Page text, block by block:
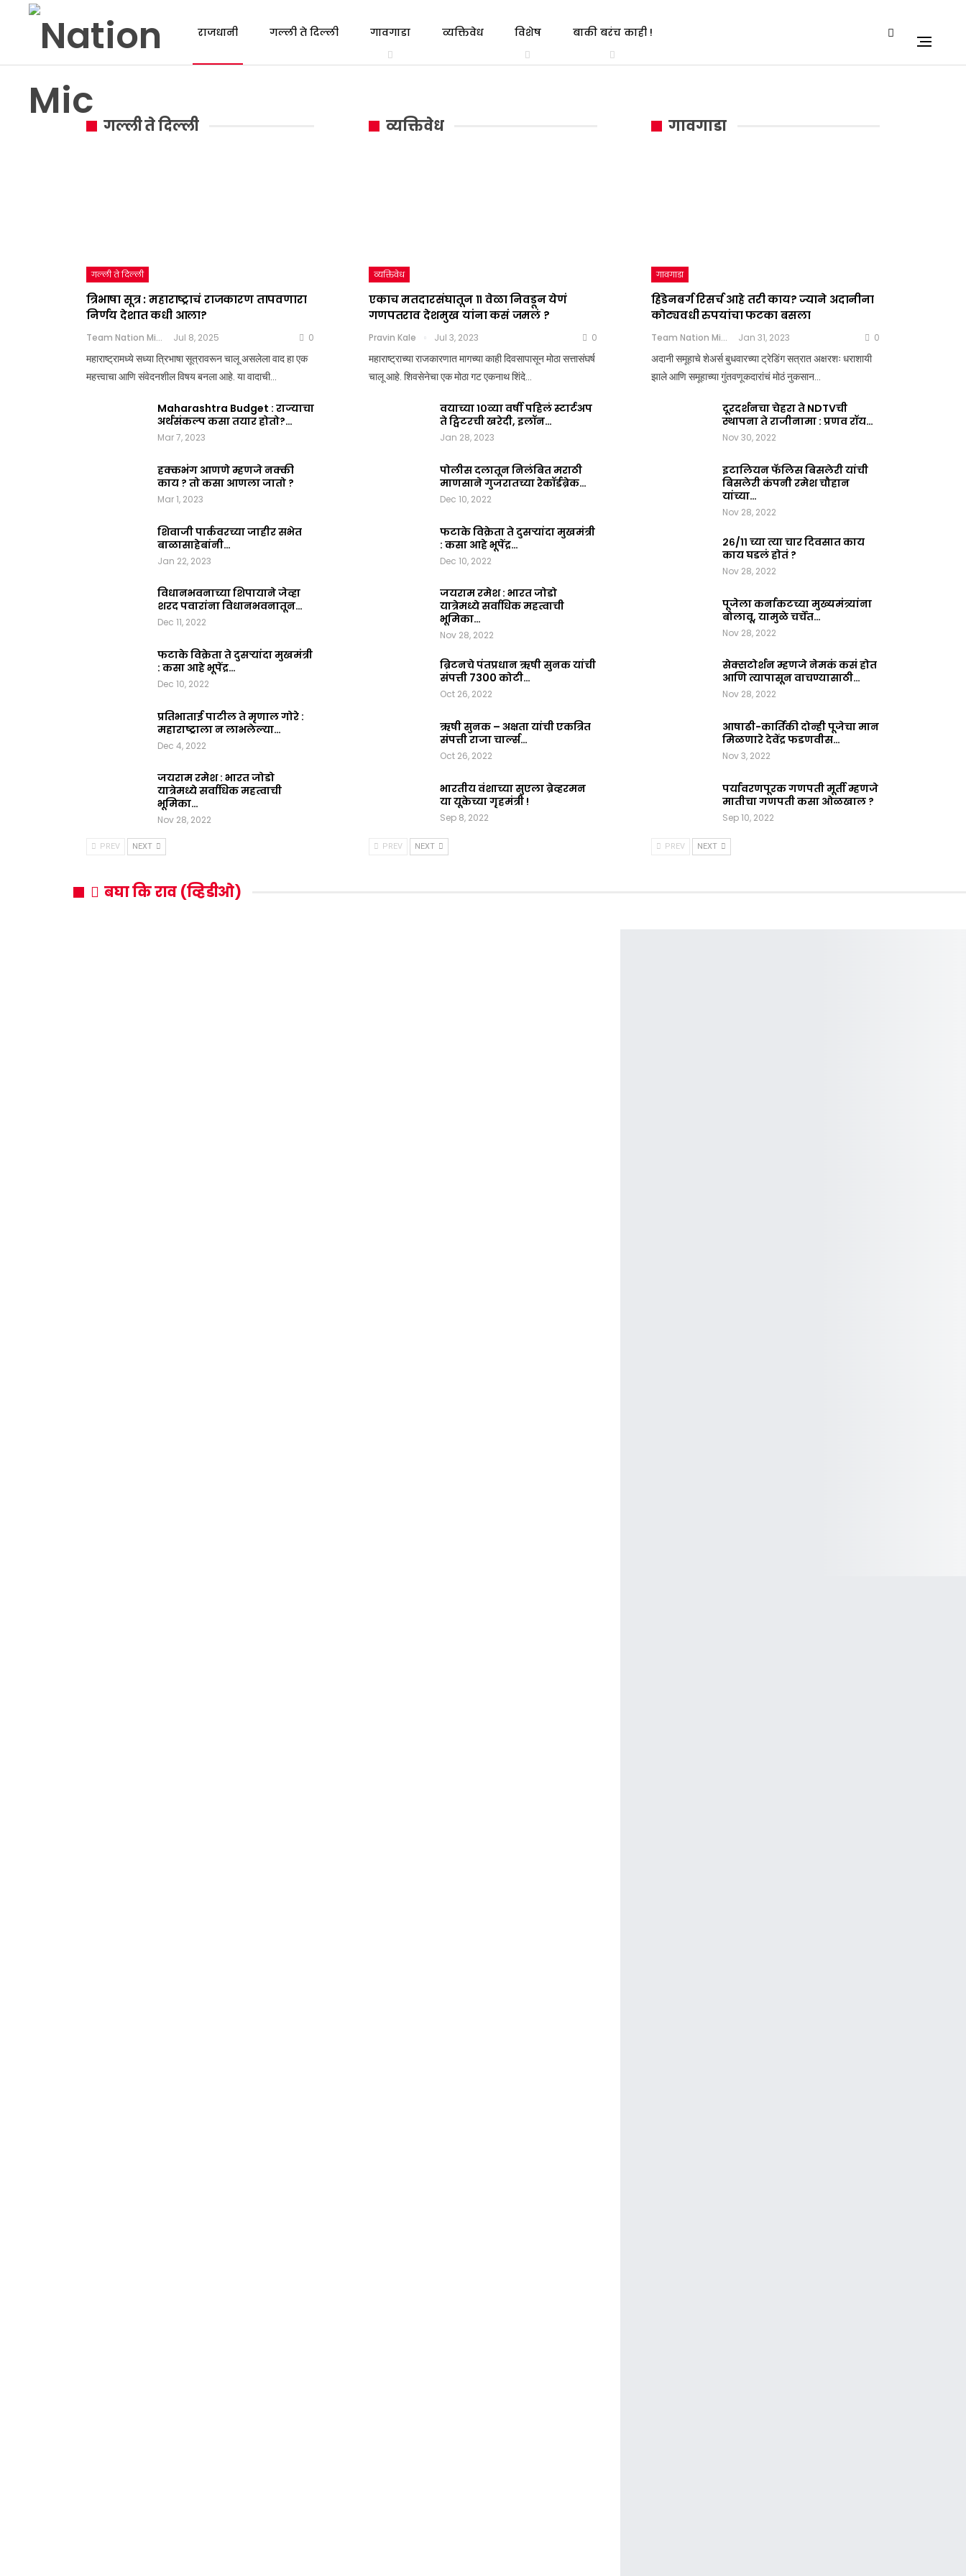
राजधानी गल्ली ते दिल्ली गावगाडा व्यक्तिवेध विशेष बाकी बरंच काही !
कधी
आला?
Jul
8,
0
यांना
कसं
जमलं
?
Pravin Kale
Jul
गल्ली ते दिल्ली
गल्ली ते दिल्ली
त्रिभाषा सूत्र : महाराष्ट्राचं राजकारण तापवणारा
निर्णय देशात कधी आला?
Team Nation Mic Jul 8, 2025 0
महाराष्ट्रामध्ये सध्या त्रिभाषा सूत्रावरून चालू असलेला वाद हा एक
महत्त्वाचा आणि संवेदनशील विषय बनला आहे. या वादाची…
Maharashtra Budget : राज्याचा
अर्थसंकल्प कसा तयार होतो?…
Mar 7, 2023
हक्कभंग आणणे म्हणजे नक्की
काय ? तो कसा आणला जातो ?
Mar 1, 2023
शिवाजी पार्कवरच्या जाहीर सभेत
बाळासाहेबांनी…
Jan 22, 2023
विधानभवनाच्या शिपायाने जेव्हा
शरद पवारांना विधानभवनातून…
Dec 11, 2022
फटाके विक्रेता ते दुसऱ्यांदा मुखमंत्री
: कसा आहे भूपेंद्र…
Dec 10, 2022
प्रतिभाताई पाटील ते मृणाल गोरे :
महाराष्ट्राला न लाभलेल्या…
Dec 4, 2022
जयराम रमेश : भारत जोडो
यात्रेमध्ये सर्वाधिक महत्वाची
भूमिका…
Nov 28, 2022
PREV NEXT
व्यक्तिवेध
व्यक्तिवेध
एकाच मतदारसंघातून ११ वेळा निवडून येणं
गणपतराव देशमुख यांना कसं जमलं ?
Pravin Kale Jul 3, 2023 0
महाराष्ट्राच्या राजकारणात मागच्या काही दिवसापासून मोठा सत्तासंघर्ष
चालू आहे. शिवसेनेचा एक मोठा गट एकनाथ शिंदे…
वयाच्या १०व्या वर्षी पहिलं स्टार्टअप
ते ट्विटरची खरेदी, इलॉन…
Jan 28, 2023
पोलीस दलातून निलंबित मराठी
माणसाने गुजरातच्या रेकॉर्डब्रेक…
Dec 10, 2022
फटाके विक्रेता ते दुसऱ्यांदा मुखमंत्री
: कसा आहे भूपेंद्र…
Dec 10, 2022
जयराम रमेश : भारत जोडो
यात्रेमध्ये सर्वाधिक महत्वाची
भूमिका…
Nov 28, 2022
ब्रिटनचे पंतप्रधान ऋषी सुनक यांची
संपत्ती 7300 कोटी…
Oct 26, 2022
ऋषी सुनक – अक्षता यांची एकत्रित
संपत्ती राजा चार्ल्स…
Oct 26, 2022
भारतीय वंशाच्या सुएला ब्रेव्हरमन
या यूकेच्या गृहमंत्री !
Sep 8, 2022
PREV NEXT
गावगाडा
गावगाडा
हिंडेनबर्ग रिसर्च आहे तरी काय? ज्याने अदानीना
कोट्यवधी रुपयांचा फटका बसला
Team Nation Mic Jan 31, 2023 0
अदानी समूहाचे शेअर्स बुधवारच्या ट्रेडिंग सत्रात अक्षरशः धराशायी
झाले आणि समूहाच्या गुंतवणूकदारांचं मोठं नुकसान…
दूरदर्शनचा चेहरा ते NDTVची
स्थापना ते राजीनामा : प्रणव रॉय…
Nov 30, 2022
इटालियन फॅलिस बिसलेरी यांची
बिसलेरी कंपनी रमेश चौहान
यांच्या…
Nov 28, 2022
२६/११ च्या त्या चार दिवसात काय
काय घडलं होतं ?
Nov 28, 2022
पूजेला कर्नाकटच्या मुख्यमंत्र्यांना
बोलावू, यामुळे चर्चेत…
Nov 28, 2022
सेक्सटोर्शन म्हणजे नेमकं कसं होत
आणि त्यापासून वाचण्यासाठी…
Nov 28, 2022
आषाढी-कार्तिकी दोन्ही पूजेचा मान
मिळणारे देवेंद्र फडणवीस…
Nov 3, 2022
पर्यावरणपूरक गणपती मूर्ती म्हणजे
मातीचा गणपती कसा ओळखाल ?
Sep 10, 2022
PREV NEXT
बघा कि राव (व्हिडीओ)